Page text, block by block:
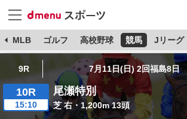
MLB ゴルフ 高校野球 競馬 Jリーグ
9R 7月11日(日) 2回福島8日
10R
15:10
尾瀬特別
芝 右・1,200m 13頭